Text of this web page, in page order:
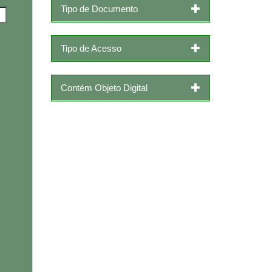
Tipo de Documento
Tipo de Acesso
Contém Objeto Digital